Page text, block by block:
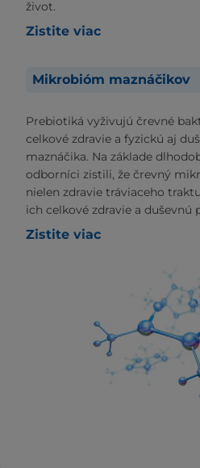
život.
Zistite viac
Mikrobióm maznáčikov
Prebiotiká vyživujú črevné
celkové zdravie a fyzickú aj
maznáčika. Na základe
odborníci zistili, že črevný
nielen zdravie tráviaceho
ich celkové zdravie a duševnú
Zistite viac